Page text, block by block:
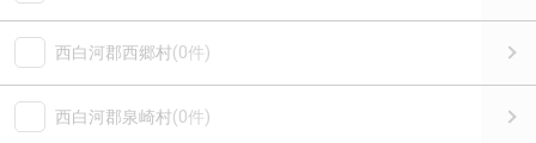
西白河郡西郷村(0件)
西白河郡泉崎村(0件)